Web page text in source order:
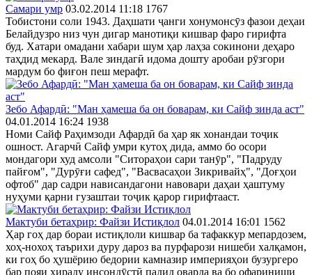
Самари умр 03.02.2014 11:18 1767
Тобистони соли 1943. Даҳшати ҷанги хонумонсӯз фазои деҳаи
Белайдузро низ чун дигар манотиқи кишвар фаро гирифта
буд. Хатари омадани хабари шум ҳар лаҳза сокинони деҳаро
таҳдид мекард. Вале зиндагӣ идома дошту аробаи рӯзгори
мардум бо фиғон пеш мерафт.
Зебо Афардӣ: "Ман ҳамеша ба он боварам, ки Сайф зинда аст"
04.01.2014 16:24 1938
Номи Сайф Раҳимзоди Афардӣ ба ҳар як хонандаи тоҷик
ошност. Агарчӣ Сайф умри кутоҳ дида, аммо бо осори
мондагори худ амсоли "Ситораҳои сари танӯр", "Падруду
пайғом", "Дурӯғи сафед", "Васвасаҳои Зикривайҳ", "Доғҳои
офтоб" дар садри нависандагони навовари даҳаи ҳаштуму
нуҳуми қарни гузаштаи тоҷик қарор гирифтааст.
Мактуби бетаҳрир: Файзи Истиқлол 04.01.2014 16:01 1562
Ҳар гоҳ дар бораи истиқлоли кишвар ба тафаккур мепардозем,
хоҳ-нохоҳ таърихи дуру дароз ва пурфарози нишеби халқамон,
ки гоҳ бо ҳушёрию бедории камназир империяҳои бузургеро
бар пояи хираду инсондӯстӣ падид оварда ва бо офариниши